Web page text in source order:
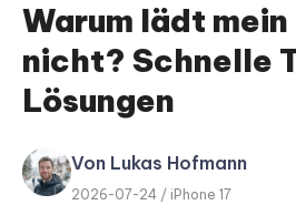
ReiBoot
for iOS
PDF
Neu
Warum lädt mein
nicht? Schnelle
Lösungen
Von Lukas Hofmann
2026-07-24 / iPhone 17